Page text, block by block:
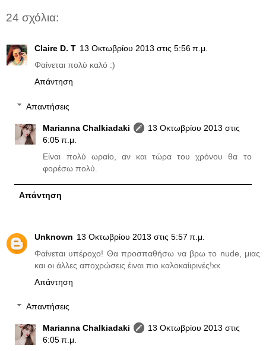
24 σχόλια:
Claire D. T 13 Οκτωβρίου 2013 στις 5:56 π.μ.
Φαίνεται πολύ καλό :)
Απάντηση
Απαντήσεις
Marianna Chalkiadaki
13 Οκτωβρίου 2013 στις
6:05 π.μ.
Είναι πολύ ωραίο, αν και τώρα του χρόνου θα το
φορέσω πολύ.
Απάντηση
Unknown 13 Οκτωβρίου 2013 στις 5:57 π.μ.
Φαίνεται υπέροχο! Θα προσπαθήσω να βρω το nude, μιας
και οι άλλες αποχρώσεις έιναι πιο καλοκαίιρινές!xx
Απάντηση
Απαντήσεις
Marianna Chalkiadaki
13 Οκτωβρίου 2013 στις
6:05 π.μ.